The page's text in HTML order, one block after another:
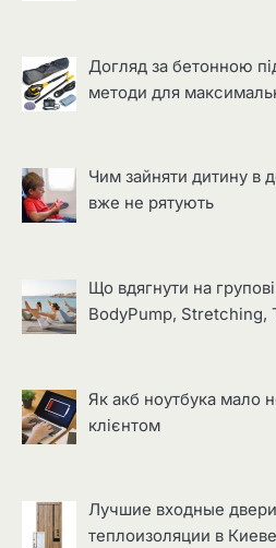
Догляд за бетонною
методи для
Чим зайняти дитину в
вже не рятують
Що вдягнути на
BodyPump, Stretching,
Як акб ноутбука мало
клієнтом
Лучшие входные
теплоизоляции в Киеве